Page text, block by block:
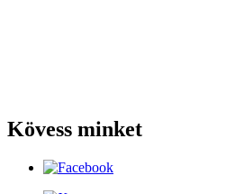
Kövess minket